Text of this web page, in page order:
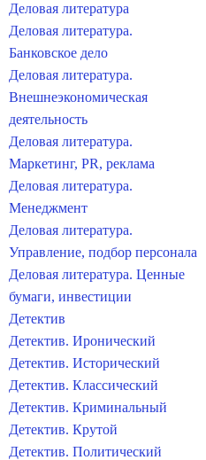
Деловая литература
Деловая литература.
Банковское дело
Деловая литература.
Внешнеэкономическая
деятельность
Деловая литература.
Маркетинг, PR, реклама
Деловая литература.
Менеджмент
Деловая литература.
Управление, подбор персонала
Деловая литература. Ценные
бумаги, инвестиции
Детектив
Детектив. Иронический
Детектив. Исторический
Детектив. Классический
Детектив. Криминальный
Детектив. Крутой
Детектив. Политический